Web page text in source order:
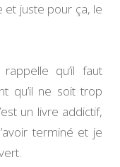
et juste pour ça, le
qu’il faut
qu’il ne soit trop
un livre addictif,
terminé et je